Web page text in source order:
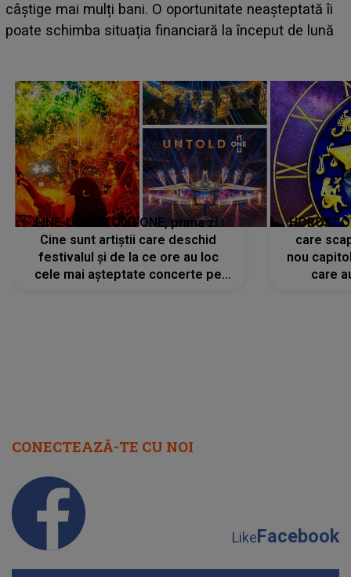
îi
de lună
scena principală a festivalului Zara
suedeză a ajuns deja în România și s-a
LINE-UP UNTOLD ONE, prima zi.
Cine sunt artiștii care deschid
festivalul și de la ce ore au loc
cele mai așteptate concerte pe
care
nou
care
CONECTEAZĂ-TE CU NOI
LikeFacebook